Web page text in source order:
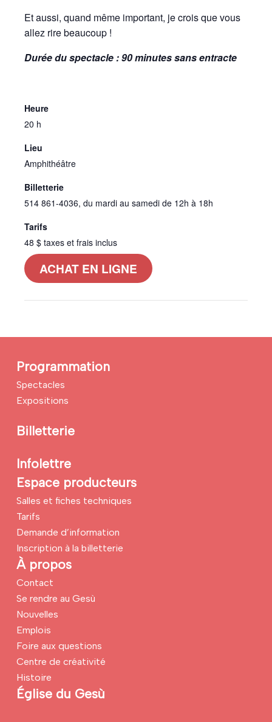
Et aussi, quand même important, je crois que vous
allez rire beaucoup !
Durée du spectacle : 90 minutes sans entracte
Heure
20 h
Lieu
Amphithéâtre
Billetterie
514 861-4036, du mardi au samedi de 12h à 18h
Tarifs
48 $ taxes et frais inclus
ACHAT EN LIGNE
Programmation
Spectacles
Expositions
Billetterie
Infolettre
Espace producteurs
Salles et fiches techniques
Tarifs
Demande d’information
Inscription à la billetterie
À propos
Contact
Se rendre au Gesù
Nouvelles
Emplois
Foire aux questions
Centre de créativité
Histoire
Église du Gesù